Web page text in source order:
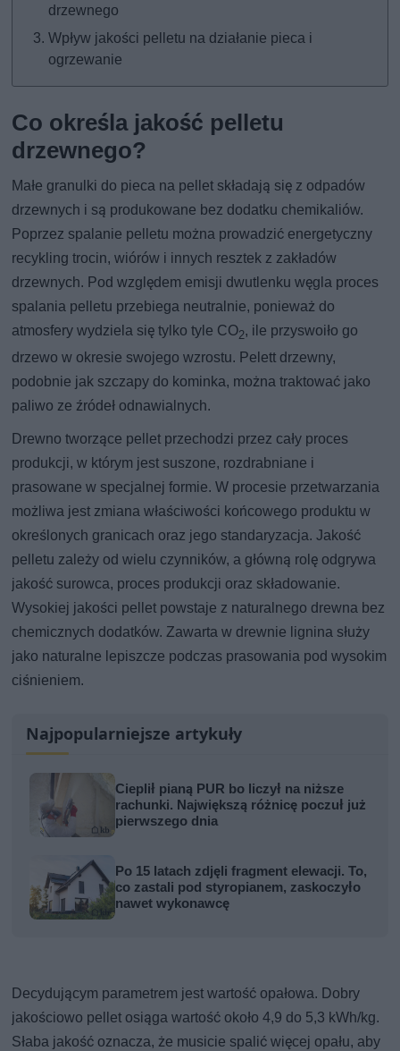
drzewnego
Wpływ jakości pelletu na działanie pieca i
ogrzewanie
Co określa jakość pelletu
drzewnego?
Małe granulki do pieca na pellet składają się z odpadów
drzewnych i są produkowane bez dodatku chemikaliów.
Poprzez spalanie pelletu można prowadzić energetyczny
recykling trocin, wiórów i innych resztek z zakładów
drzewnych. Pod względem emisji dwutlenku węgla proces
spalania pelletu przebiega neutralnie, ponieważ do
atmosfery wydziela się tylko tyle CO2, ile przyswoiło go
drzewo w okresie swojego wzrostu. Pelett drzewny,
podobnie jak szczapy do kominka, można traktować jako
paliwo ze źródeł odnawialnych.
Drewno tworzące pellet przechodzi przez cały proces
produkcji, w którym jest suszone, rozdrabniane i
prasowane w specjalnej formie. W procesie przetwarzania
możliwa jest zmiana właściwości końcowego produktu w
określonych granicach oraz jego standaryzacja. Jakość
pelletu zależy od wielu czynników, a główną rolę odgrywa
jakość surowca, proces produkcji oraz składowanie.
Wysokiej jakości pellet powstaje z naturalnego drewna bez
chemicznych dodatków. Zawarta w drewnie lignina służy
jako naturalne lepiszcze podczas prasowania pod wysokim
ciśnieniem.
Najpopularniejsze artykuły
Cieplił pianą PUR bo liczył na niższe
rachunki. Największą różnicę poczuł już
pierwszego dnia
Po 15 latach zdjęli fragment elewacji. To,
co zastali pod styropianem, zaskoczyło
nawet wykonawcę
Decydującym parametrem jest wartość opałowa. Dobry
jakościowo pellet osiąga wartość około 4,9 do 5,3 kWh/kg.
Słaba jakość oznacza, że musicie spalić więcej opału, aby